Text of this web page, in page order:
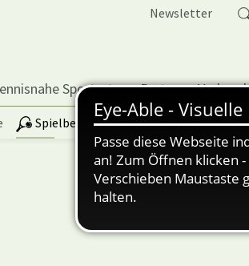
Newsletter
Sportarten Partner Verband
Spielbetrieb | TORP Vereinspokal